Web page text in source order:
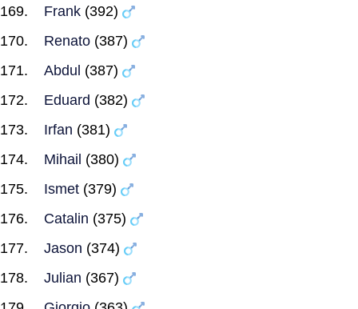
Frank (392)
Renato (387)
Abdul (387)
Eduard (382)
Irfan (381)
Mihail (380)
Ismet (379)
Catalin (375)
Jason (374)
Julian (367)